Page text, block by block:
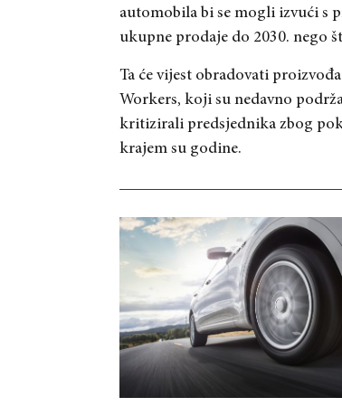
automobila bi se mogli izvući s
ukupne prodaje do 2030. nego
Ta će vijest obradovati
Workers, koji su nedavno
kritizirali predsjednika zbog
krajem su godine.